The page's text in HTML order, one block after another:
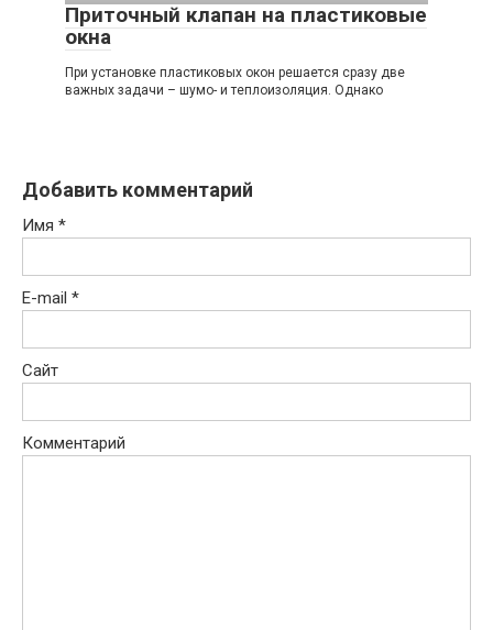
Приточный клапан на пластиковые
окна
При установке пластиковых окон решается сразу две
важных задачи – шумо- и теплоизоляция. Однако
Добавить комментарий
Имя *
E-mail *
Сайт
Комментарий